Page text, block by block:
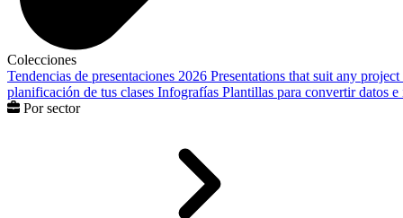
Colecciones
Tendencias de presentaciones 2026 Presentations that suit any project
planificación de tus clases Infografías Plantillas para convertir datos
Por sector